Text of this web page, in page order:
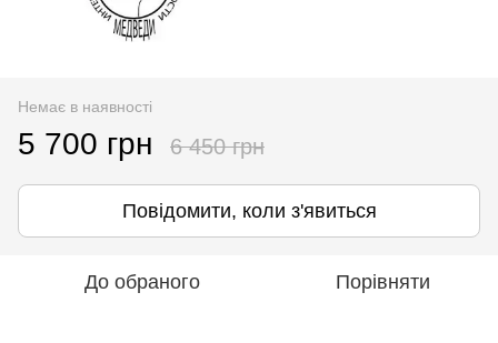
Немає в наявності
5 700 грн 6 450 грн
Повідомити, коли з'явиться
До обраного Порівняти